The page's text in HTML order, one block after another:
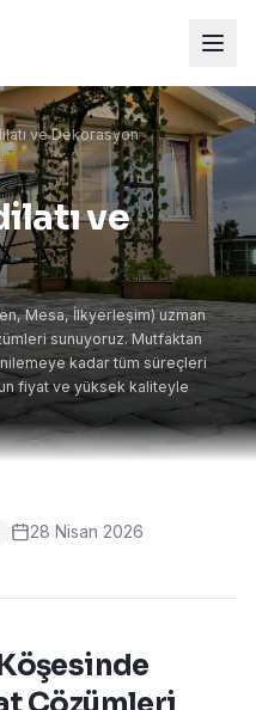
ve Dekorasyon
ve
Mesa, İlkyerleşim) uzman
sunuyoruz. Mutfaktan
kadar tüm süreçleri
fiyat ve yüksek kaliteyle
28 Nisan 2026